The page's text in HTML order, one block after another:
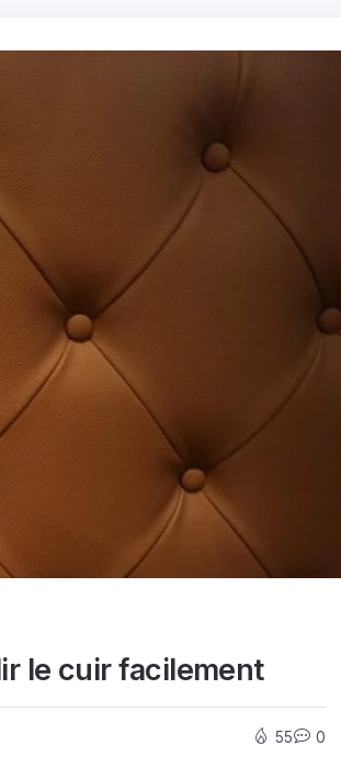
le cuir facilement
55 0